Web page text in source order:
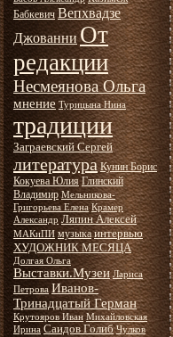
Бабкевич Вепхвадзе
Джованни От
редакции
Несмеянова Ольга
мнение Турицына Нина
традиции
Заграевский Сергей
литература Кунин Борис
Кокуева Юлия Глинский
Владимир Мельникова-
Григорьева Елена Крамер
Александр Ляпин Алексей
МАКиПИ музыка интервью
ХУДОЖНИК МЕСЯЦА
Долгая Ольга
Выставки.Музеи Лариса
Петрова Иванов-
Тринадцатый Герман
Крутояров Иван Михайловская
Ирина Саидов Голиб Чулков